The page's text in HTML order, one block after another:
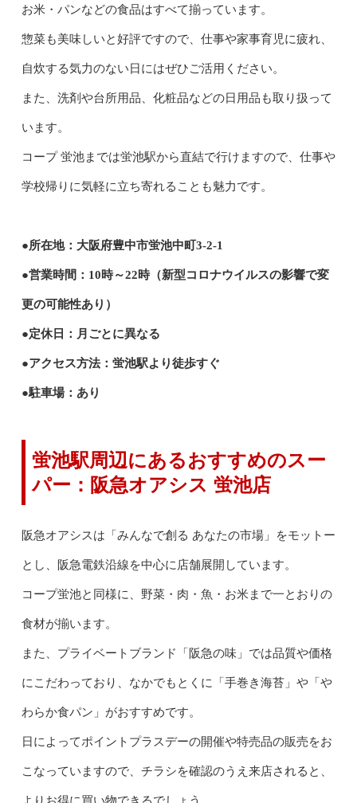
お米・パンなどの食品はすべて揃っています。
惣菜も美味しいと好評ですので、仕事や家事育児に疲れ、
自炊する気力のない日にはぜひご活用ください。
また、洗剤や台所用品、化粧品などの日用品も取り扱って
います。
コープ 蛍池までは蛍池駅から直結で行けますので、仕事や
学校帰りに気軽に立ち寄れることも魅力です。
●所在地：大阪府豊中市蛍池中町3-2-1
●営業時間：10時～22時（新型コロナウイルスの影響で変
更の可能性あり）
●定休日：月ごとに異なる
●アクセス方法：蛍池駅より徒歩すぐ
●駐車場：あり
蛍池駅周辺にあるおすすめのスー
パー：阪急オアシス 蛍池店
阪急オアシスは「みんなで創る あなたの市場」をモットー
とし、阪急電鉄沿線を中心に店舗展開しています。
コープ蛍池と同様に、野菜・肉・魚・お米まで一とおりの
食材が揃います。
また、プライベートブランド「阪急の味」では品質や価格
にこだわっており、なかでもとくに「手巻き海苔」や「や
わらか食パン」がおすすめです。
日によってポイントプラスデーの開催や特売品の販売をお
こなっていますので、チラシを確認のうえ来店されると、